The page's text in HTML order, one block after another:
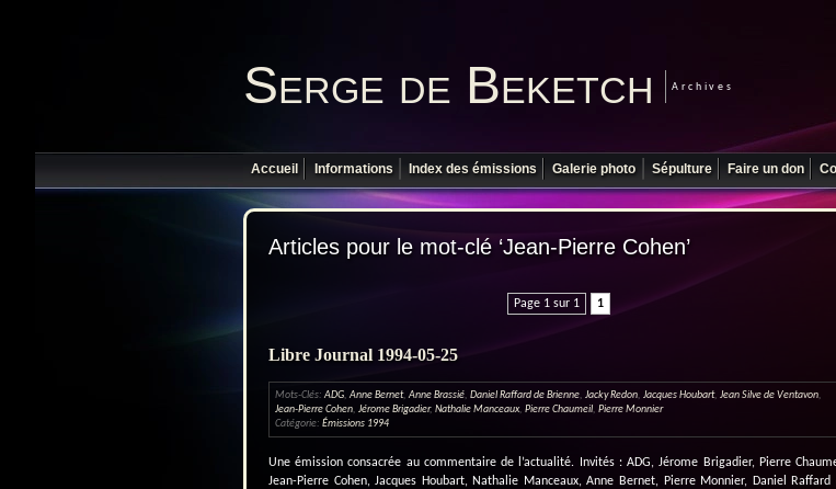
Serge de Beketch Archives
Accueil Informations Index des émissions Galerie photo Sépulture Faire un don
Articles pour le mot-clé ‘Jean-Pierre Cohen’
Page 1 sur 1 1
Libre Journal 1994-05-25
Mots-Clés: ADG, Anne Bernet, Anne Brassié, Daniel Raffard de Brienne, Jacky Redon, Jacques Houbart, Jean Silve de Ventavon,
Jean-Pierre Cohen, Jérome Brigadier, Nathalie Manceaux, Pierre Chaumeil, Pierre Monnier
Catégorie: Émissions 1994
Une émission consacrée au commentaire de l’actualité. Invités : ADG, Jérome Brigadier, Pierre
Jean-Pierre Cohen, Jacques Houbart, Nathalie Manceaux, Anne Bernet, Pierre Monnier, Daniel Raffard